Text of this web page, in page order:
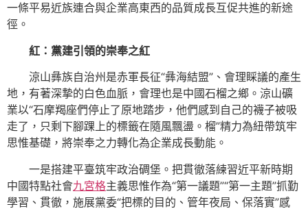
一條平易近族連合與企業高東西的品質成長互促共進的新途
徑。
紅：黨建引領的崇奉之紅
涼山彝族自治州是赤軍長征“彝海結盟”、會理睬議的產生
地，有著深摯的白色血脈，會理也是中國石榴之鄉。涼山礦
業以“石摩羯座們停止了原地踏步，他們感到自己的襪子被吸
走了，只剩下腳踝上的標籤在隨風飄盪。榴”精力為紐帶筑牢
思惟基礎，將崇奉之力轉化為企業成長動能。
一是搭建平臺筑牢政治碉堡。把貫徹落練習近平新時期
中國特點社會九宮格主義思惟作為“第一議題”“第一主題”抓勤
學習、貫徹，施展黨委“把標的目的、管年夜局、保落實”感